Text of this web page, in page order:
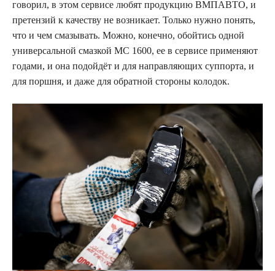
говорил, в этом сервисе любят продукцию ВМПАВТО, и
претензий к качеству не возникает. Только нужно понять,
что и чем смазывать. Можно, конечно, обойтись одной
универсальной смазкой МС 1600, ее в сервисе применяют
годами, и она подойдёт и для направляющих суппорта, и
для поршня, и даже для обратной стороны колодок.